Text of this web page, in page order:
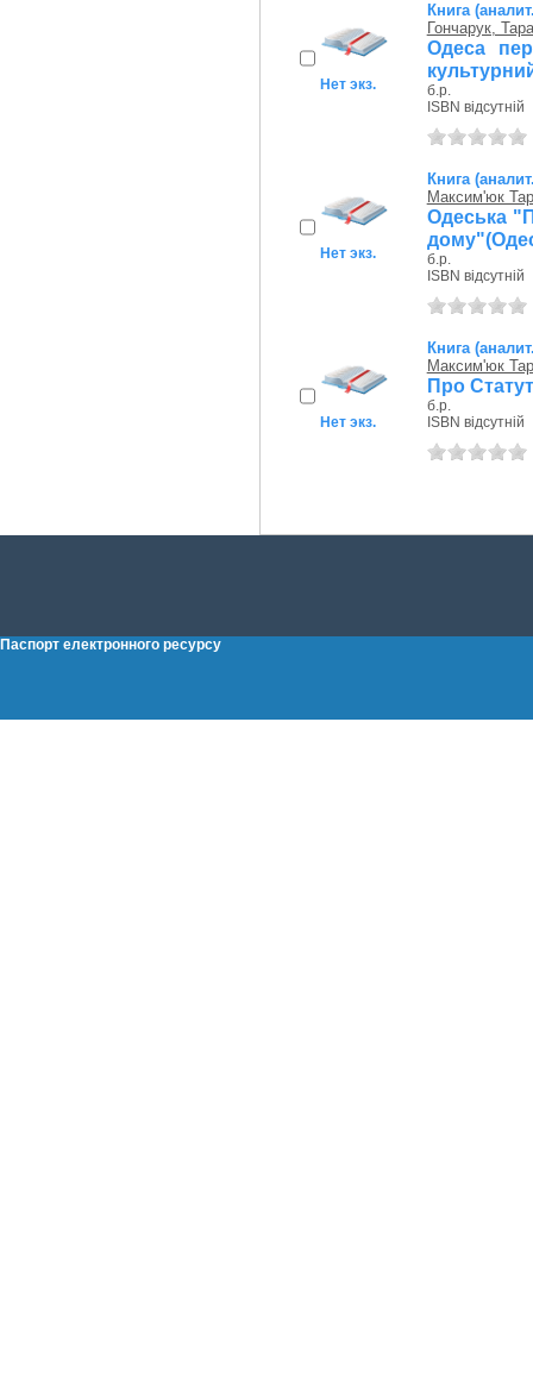
Нет экз.
Книга
Гончарук,
Одеса
б.р.
ISBN відсутній
Нет экз.
Книга
Максим'юк
Одеська
б.р.
ISBN відсутній
Нет экз.
Книга
Максим'юк
Про
б.р.
ISBN відсутній
Паспорт електронного ресурсу